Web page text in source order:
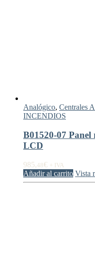
Analógico, Centrales
INCENDIOS
B01520-07
LCD
985,48€ + IVA
Añadir al carrito Vista